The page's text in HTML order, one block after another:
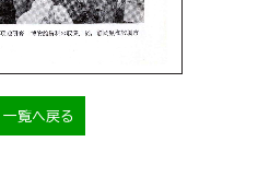
一覧へ戻る